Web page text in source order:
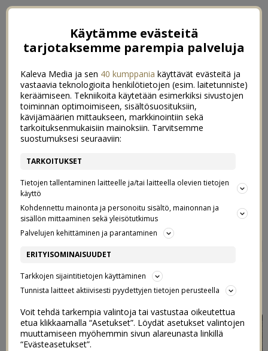
IHANA OMITUINEN YSTÄVYYS
Kaupallinen yhteistyöAarrekidinkanssa
Käytämme evästeitä
tarjotaksemme parempia palveluja
Kaleva Media ja sen 40 kumppania käyttävät evästeitä ja
vastaavia teknologioita henkilötietojen (esim. laitetunniste)
keräämiseen. Tekniikoita käytetään esimerkiksi sivustojen
toiminnan optimoimiseen, sisältösuosituksiin,
kävijämäärien mittaukseen, markkinointiin sekä
tarkoituksenmukaisiin mainoksiin. Tarvitsemme
suostumuksesi seuraaviin:
TARKOITUKSET
Tietojen tallentaminen laitteelle ja/tai laitteella olevien tietojen
käyttö
Kohdennettu mainonta ja personoitu sisältö, mainonnan ja
sisällön mittaaminen sekä yleisötutkimus
Palvelujen kehittäminen ja parantaminen
ERITYISOMINAISUUDET
Tarkkojen sijaintitietojen käyttäminen
Tunnista laitteet aktiivisesti pyydettyjen tietojen perusteella
Voit tehdä tarkempia valintoja tai vastustaa oikeutettua
etua klikkaamalla “Asetukset”. Löydät asetukset valintojen
muuttamiseen myöhemmin sivun alareunasta linkillä
“Evästeasetukset”.